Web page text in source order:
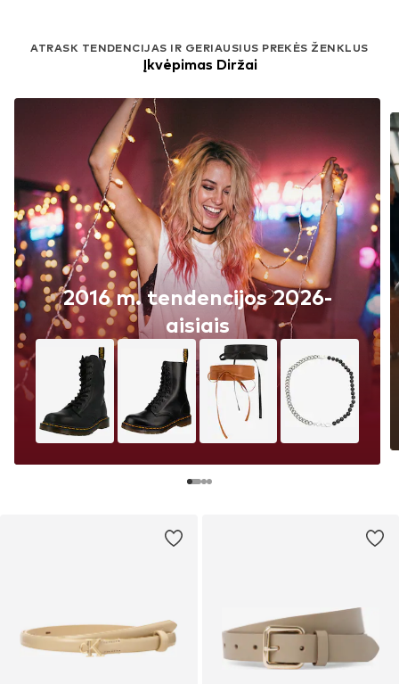
ATRASK TENDENCIJAS IR GERIAUSIUS PREKĖS ŽENKLUS
Įkvėpimas Diržai
2016 m. tendencijos 2026-
aisiais